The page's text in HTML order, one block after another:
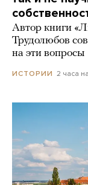
Автор книги
Трудолюбов
на эти вопросы
ИСТОРИИ 2 часа